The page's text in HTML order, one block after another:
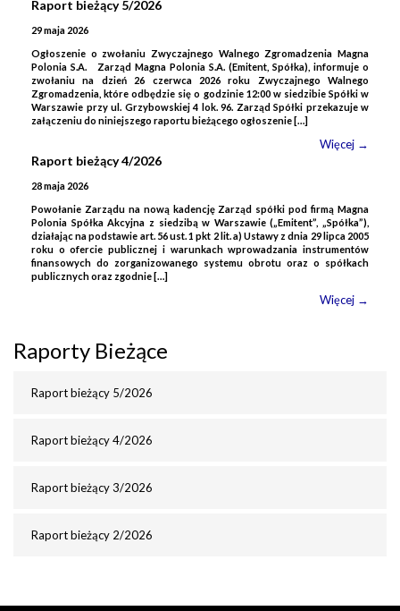
Raport bieżący 5/2026
29 maja 2026
Ogłoszenie o zwołaniu Zwyczajnego Walnego Zgromadzenia Magna
Polonia S.A. Zarząd Magna Polonia S.A. (Emitent, Spółka), informuje o
zwołaniu na dzień 26 czerwca 2026 roku Zwyczajnego Walnego
Zgromadzenia, które odbędzie się o godzinie 12:00 w siedzibie Spółki w
Warszawie przy ul. Grzybowskiej 4 lok. 96. Zarząd Spółki przekazuje w
załączeniu do niniejszego raportu bieżącego ogłoszenie […]
Więcej →
Raport bieżący 4/2026
28 maja 2026
Powołanie Zarządu na nową kadencję Zarząd spółki pod firmą Magna
Polonia Spółka Akcyjna z siedzibą w Warszawie („Emitent”, „Spółka”),
działając na podstawie art. 56 ust. 1 pkt 2 lit. a) Ustawy z dnia 29 lipca 2005
roku o ofercie publicznej i warunkach wprowadzania instrumentów
finansowych do zorganizowanego systemu obrotu oraz o spółkach
publicznych oraz zgodnie […]
Więcej →
Raporty Bieżące
Raport bieżący 5/2026
Raport bieżący 4/2026
Raport bieżący 3/2026
Raport bieżący 2/2026